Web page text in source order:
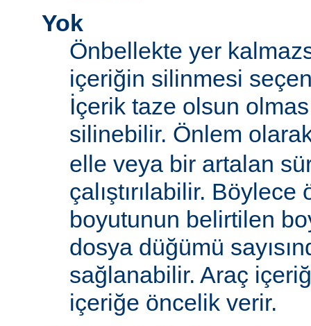
Yok
Önbellekte yer
içeriğin silinmesi
İçerik taze olsun
silinebilir. Önlem
elle veya bir artalan
çalıştırılabilir.
boyutunun belirtilen
dosya düğümü
sağlanabilir. Araç
içeriğe öncelik verir.